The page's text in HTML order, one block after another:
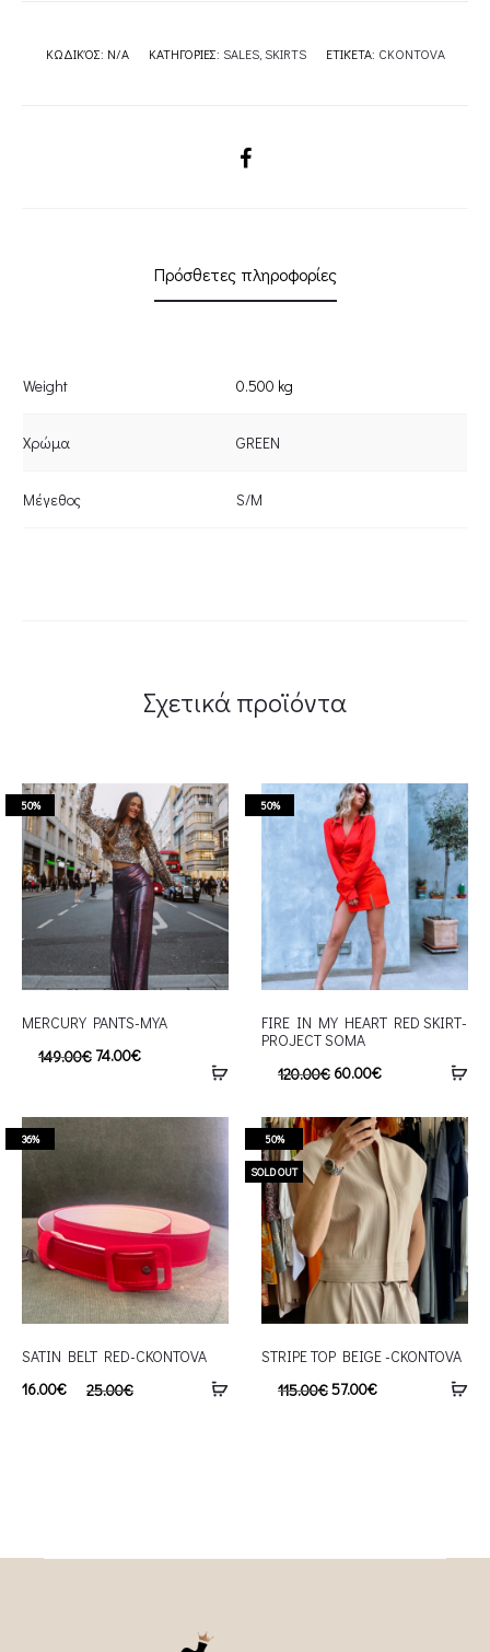
ΚΩΔΙΚΌΣ: N/A ΚΑΤΗΓΟΡΊΕΣ: SALES, SKIRTS ΕΤΙΚΈΤΑ: CKONTOVA
SHARE
Πρόσθετες πληροφορίες
Weight 0.500 kg
Χρώμα GREEN
Μέγεθος S/M
Σχετικά προϊόντα
50%
MERCURY PANTS-MYA
149.00€ 74.00€
50%
FIRE IN MY HEART RED SKIRT-
PROJECT SOMA
120.00€ 60.00€
36%
SATIN BELT RED-CKONTOVA
25.00€
16.00€
50%
SOLD OUT
STRIPE TOP BEIGE -CKONTOVA
115.00€57.00€